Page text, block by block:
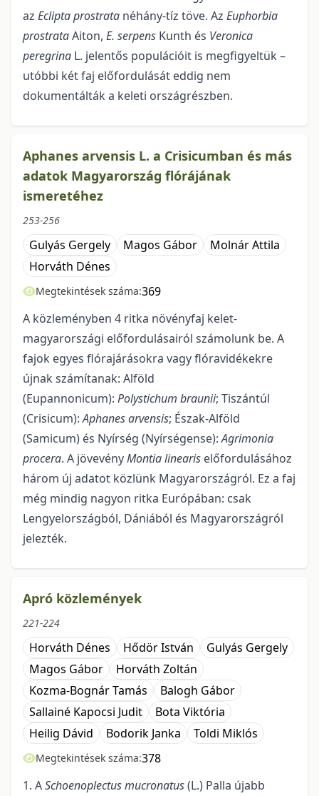
az Eclipta prostrata néhány-tíz töve. Az Euphorbia
prostrataAiton, E. serpens Kunth és Veronica
peregrina L. jelentős populációit is megfigyeltük –
utóbbi két faj előfordulását eddig nem
dokumentálták a keleti országrészben.
Aphanes arvensis L. a Crisicumban és más
adatok Magyarország flórájának
ismeretéhez
253-256
Gulyás Gergely Magos Gábor
Molnár Attila
Horváth Dénes
Megtekintések száma:369
A közleményben 4 ritka növényfaj kelet-
magyarországi előfordulásairól számolunk be. A
fajok egyes flórajárásokra vagy flóravidékekre
újnak számítanak: Alföld
(Eupannonicum): Polystichum braunii; Tiszántúl
(Crisicum):Aphanes arvensis; Észak-Alföld
(Samicum) és Nyírség (Nyírségense):Agrimonia
procera. A jövevényMontia linearis előfordulásához
három új adatot közlünk Magyarországról. Ez a faj
még mindig nagyon ritka Európában: csak
Lengyelországból, Dániából és Magyarországról
jelezték.
Apró közlemények
221-224
Horváth Dénes Hődör István
Gulyás Gergely
Magos Gábor
Horváth Zoltán
Kozma-Bognár Tamás
Balogh Gábor
Sallainé Kapocsi Judit
Bota Viktória
Heilig Dávid
Bodorik Janka Toldi Miklós
Megtekintések száma:378
1. ASchoenoplectus mucronatus(L.) Palla újabb